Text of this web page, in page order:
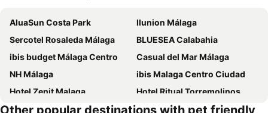
AluaSun Costa Park
Ilunion Málaga
Sercotel Rosaleda Málaga
BLUESEA Calabahia
ibis budget Málaga Centro
Casual del Mar Málaga
NH Málaga
ibis Malaga Centro Ciudad
Hotel Zenit Malaga
Hotel Ritual Torremolinos
Aluasun Lago Rojo - Adults Recommended
ibis budget Malaga Aeropuerto Avenida Velazquez
Other popular destinations with pet friendly